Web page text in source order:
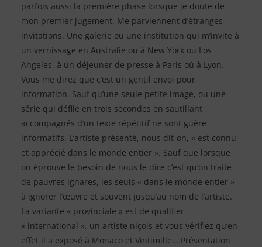
parfois aussi la première phase lorsque je doute de
mon premier jugement. Me parviennent d’étranges
invitations. Une galerie ou une institution qui m’invite à
un vernissage en Australie ou à New York ou Los
Angeles, à un déjeuner de presse à Paris où à Lyon.
Vous me direz que c’est un gentil envoi pour
information. Sauf qu’une seule petite image, ou une
série qui défile en trois secondes en sautillant
accompagnés d’un texte répétitif ne sont guère
informatifs. L’artiste présenté, nous dit-on, « est connu
et apprécié dans le monde entier ». Sauf que lorsque
on éprouve le besoin de nous le dire c’est qu’on traite
de pauvres ignares, les seuls « dans le monde entier »
à ignorer l’œuvre et souvent jusqu’au nom de l’artiste.
La variante « provinciale » est de qualifier
« international », un artiste niçois et vous vérifiez qu’en
effet il a exposé à Monaco et Vintimille… Présentation